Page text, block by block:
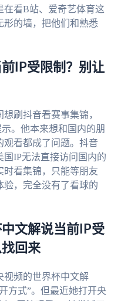
看B站、爱奇艺体育这
形的墙，把他们和熟悉
IP受限制？别让
刷抖音看赛事集锦，
。他本来想和国内的朋
观看都成了问题。抖音
IP无法直接访问国内的
时看集锦，只能等朋友
，完全没有了看球的
文解说当前IP受
回来
视频的世界杯中文解
方式”。但最近她打开央